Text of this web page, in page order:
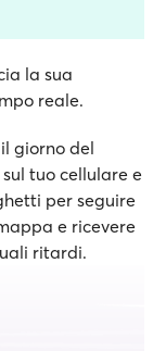
la sua
reale.
giorno del
tuo cellulare e
per seguire
e ricevere
ritardi.